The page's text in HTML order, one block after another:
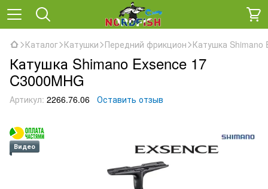
Каталог Катушки Передний фрикцион Катушка Shimano
Катушка Shimano Exsence 17
C3000MHG
Артикул: 2266.76.06 Оставить отзыв
Видео